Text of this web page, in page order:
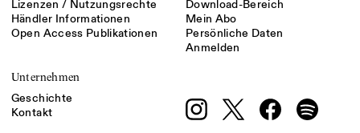
Lizenzen / Nutzungsrechte
Händler Informationen
Open Access Publikationen
Download-Bereich
Mein Abo
Persönliche Daten
Anmelden
Unternehmen
Geschichte
Kontakt